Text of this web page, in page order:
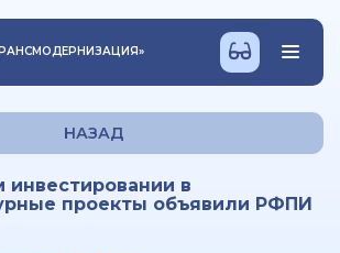
»
НАЗАД
инвестировании в
проекты объявили РФПИ